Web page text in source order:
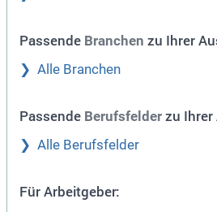
Passende Branchen zu Ihrer
Alle Branchen
Passende Berufsfelder zu Ihrer
Alle Berufsfelder
Für Arbeitgeber: